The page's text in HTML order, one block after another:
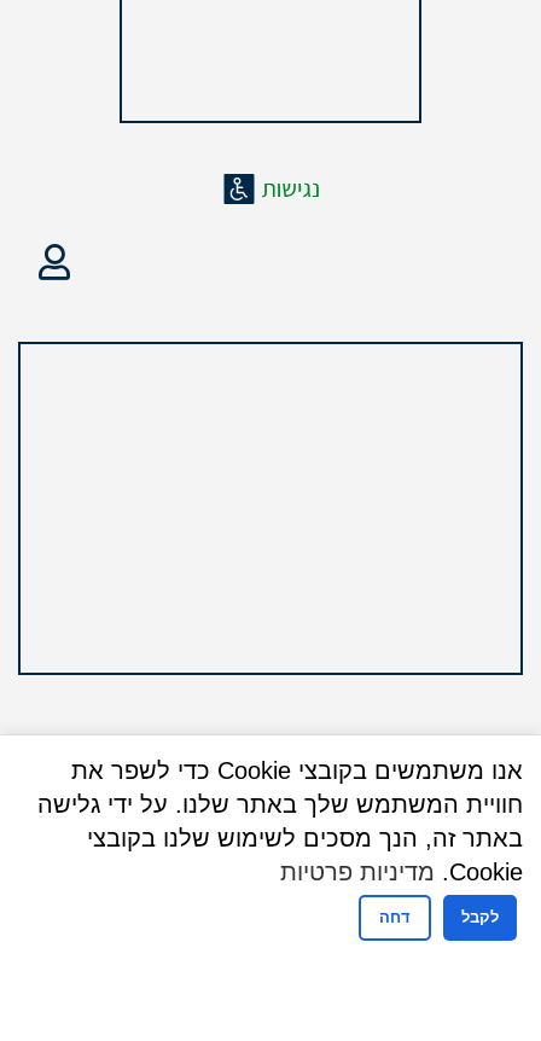
שעות פעילות
שעות קבלת קהל - מזכירות
אנו משתמשים בקובצי Cookie כדי לשפר את
חוויית המשתמש שלך באתר שלנו. על ידי גלישה
באתר זה, הנך מסכים לשימוש שלנו בקובצי
Cookie.
מדיניות פרטיות
לקבל דחה